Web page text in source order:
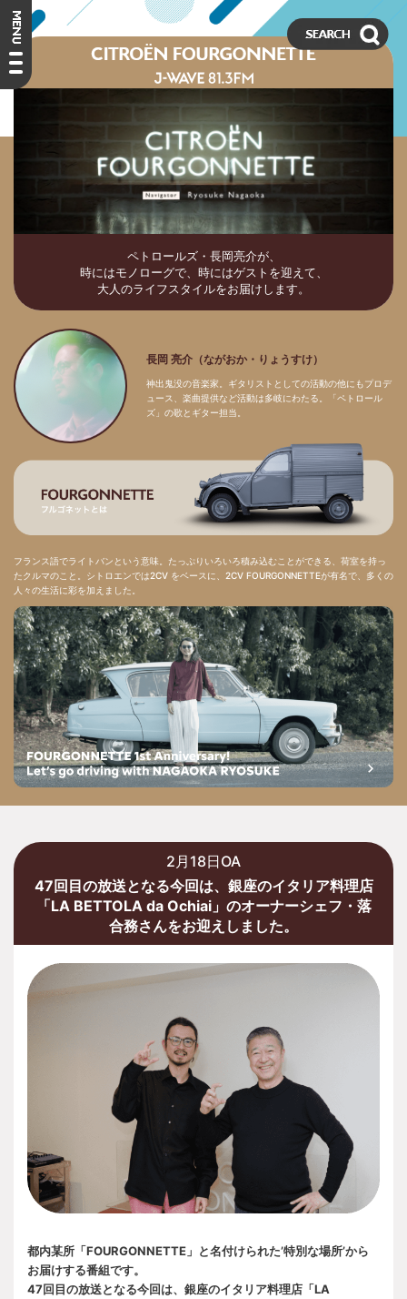
ペトロールズ・長岡亮介が、
時にはモノローグで、時にはゲストを迎えて、
大人のライフスタイルをお届けします。
長岡 亮介（ながおか・りょうすけ）
神出鬼没の音楽家。ギタリストとしての活動の他にもプロデ
ュース、楽曲提供など活動は多岐にわたる。「ペトロール
ズ」の歌とギター担当。
フランス語でライトバンという意味。たっぷりいろいろ積み込むことができる、荷室を持っ
たクルマのこと。シトロエンでは2CV をベースに、2CV FOURGONNETTEが有名で、多くの
人々の生活に彩を加えました。
2月18日OA
47回目の放送となる今回は、銀座のイタリア料理店
「LA BETTOLA da Ochiai」のオーナーシェフ・落
合務さんをお迎えしました。
都内某所「FOURGONNETTE」と名付けられた’特別な場所’から
お届けする番組です。
47回目の放送となる今回は、銀座のイタリア料理店「LA